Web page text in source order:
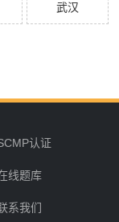
武汉
认证
线题库
系我们